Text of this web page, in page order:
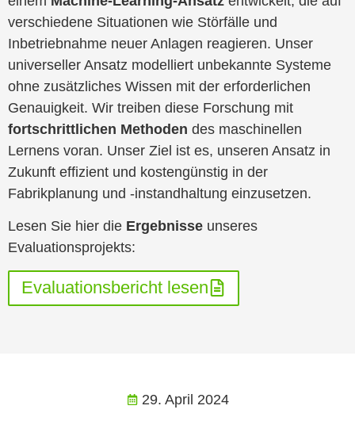
verschiedene Situationen wie Störfälle und
Inbetriebnahme neuer Anlagen reagieren. Unser
universeller Ansatz modelliert unbekannte Systeme
ohne zusätzliches Wissen mit der erforderlichen
Genauigkeit. Wir treiben diese Forschung mit
fortschrittlichen Methoden des maschinellen
Lernens voran. Unser Ziel ist es, unseren Ansatz in
Zukunft effizient und kostengünstig in der
Fabrikplanung und -instandhaltung einzusetzen.
Lesen Sie hier die Ergebnisse unseres
Evaluationsprojekts:
Evaluationsbericht lesen
29. April 2024